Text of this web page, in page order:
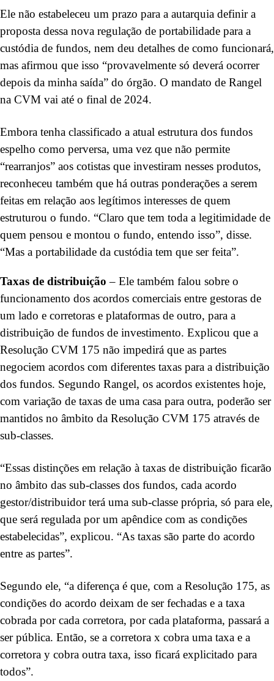
Ele não estabeleceu um prazo para a autarquia definir a
proposta dessa nova regulação de portabilidade para a
custódia de fundos, nem deu detalhes de como funcionará,
mas afirmou que isso “provavelmente só deverá ocorrer
depois da minha saída” do órgão. O mandato de Rangel
na CVM vai até o final de 2024.
Embora tenha classificado a atual estrutura dos fundos
espelho como perversa, uma vez que não permite
“rearranjos” aos cotistas que investiram nesses produtos,
reconheceu também que há outras ponderações a serem
feitas em relação aos legítimos interesses de quem
estruturou o fundo. “Claro que tem toda a legitimidade de
quem pensou e montou o fundo, entendo isso”, disse.
“Mas a portabilidade da custódia tem que ser feita”.
Taxas de distribuição – Ele também falou sobre o
funcionamento dos acordos comerciais entre gestoras de
um lado e corretoras e plataformas de outro, para a
distribuição de fundos de investimento. Explicou que a
Resolução CVM 175 não impedirá que as partes
negociem acordos com diferentes taxas para a distribuição
dos fundos. Segundo Rangel, os acordos existentes hoje,
com variação de taxas de uma casa para outra, poderão ser
mantidos no âmbito da Resolução CVM 175 através de
sub-classes.
“Essas distinções em relação à taxas de distribuição ficarão
no âmbito das sub-classes dos fundos, cada acordo
gestor/distribuidor terá uma sub-classe própria, só para ele,
que será regulada por um apêndice com as condições
estabelecidas”, explicou. “As taxas são parte do acordo
entre as partes”.
Segundo ele, “a diferença é que, com a Resolução 175, as
condições do acordo deixam de ser fechadas e a taxa
cobrada por cada corretora, por cada plataforma, passará a
ser pública. Então, se a corretora x cobra uma taxa e a
corretora y cobra outra taxa, isso ficará explicitado para
todos”.